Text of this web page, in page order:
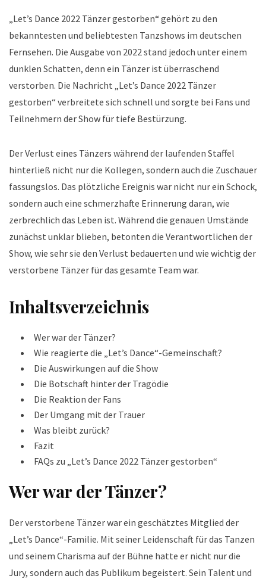
„Let’s Dance 2022 Tänzer gestorben“ gehört zu den
bekanntesten und beliebtesten Tanzshows im deutschen
Fernsehen. Die Ausgabe von 2022 stand jedoch unter einem
dunklen Schatten, denn ein Tänzer ist überraschend
verstorben. Die Nachricht „Let’s Dance 2022 Tänzer
gestorben“ verbreitete sich schnell und sorgte bei Fans und
Teilnehmern der Show für tiefe Bestürzung.
Der Verlust eines Tänzers während der laufenden Staffel
hinterließ nicht nur die Kollegen, sondern auch die Zuschauer
fassungslos. Das plötzliche Ereignis war nicht nur ein Schock,
sondern auch eine schmerzhafte Erinnerung daran, wie
zerbrechlich das Leben ist. Während die genauen Umstände
zunächst unklar blieben, betonten die Verantwortlichen der
Show, wie sehr sie den Verlust bedauerten und wie wichtig der
verstorbene Tänzer für das gesamte Team war.
Inhaltsverzeichnis
Wer war der Tänzer?
Wie reagierte die „Let’s Dance“-Gemeinschaft?
Die Auswirkungen auf die Show
Die Botschaft hinter der Tragödie
Die Reaktion der Fans
Der Umgang mit der Trauer
Was bleibt zurück?
Fazit
FAQs zu „Let’s Dance 2022 Tänzer gestorben“
Wer war der Tänzer?
Der verstorbene Tänzer war ein geschätztes Mitglied der
„Let’s Dance“-Familie. Mit seiner Leidenschaft für das Tanzen
und seinem Charisma auf der Bühne hatte er nicht nur die
Jury, sondern auch das Publikum begeistert. Sein Talent und